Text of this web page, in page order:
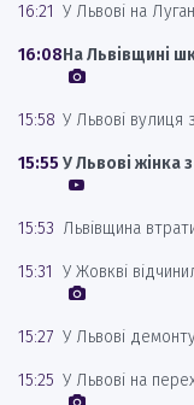
16:21 У Львові на
16:08На Львівщині
15:58 У Львові вулиця
15:55 У Львові жінка
15:53 Львівщина
15:31 У Жовкві
15:27 У Львові
15:25 У Львові на